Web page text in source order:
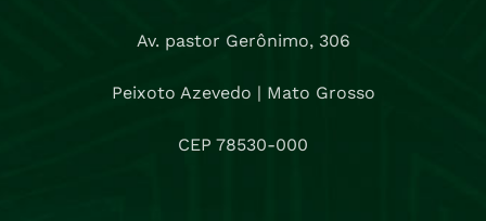
Av. pastor Gerônimo, 306
Peixoto Azevedo | Mato Grosso
CEP 78530-000